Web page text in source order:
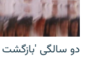
دو سالگی 'بازگشت